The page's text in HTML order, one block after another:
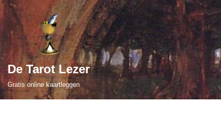
naar
de
inhoud
De Tarot Lezer
Gratis online kaartleggen